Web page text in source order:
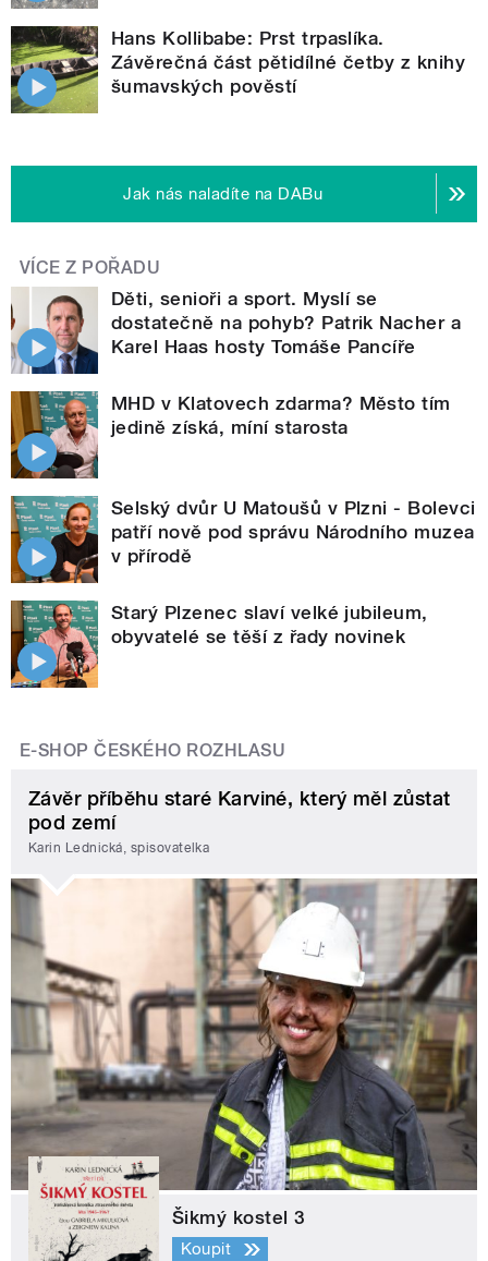
Hans Kollibabe: Prst trpaslíka.
Závěrečná část pětidílné četby z knihy
šumavských pověstí
Jak nás naladíte na DABu
VÍCE Z POŘADU
Děti, senioři a sport. Myslí se
dostatečně na pohyb? Patrik Nacher a
Karel Haas hosty Tomáše Pancíře
MHD v Klatovech zdarma? Město tím
jedině získá, míní starosta
Selský dvůr U Matoušů v Plzni - Bolevci
patří nově pod správu Národního muzea
v přírodě
Starý Plzenec slaví velké jubileum,
obyvatelé se těší z řady novinek
E-SHOP ČESKÉHO ROZHLASU
Závěr příběhu staré Karviné, který měl zůstat
pod zemí
Karin Lednická, spisovatelka
Šikmý kostel 3
Koupit